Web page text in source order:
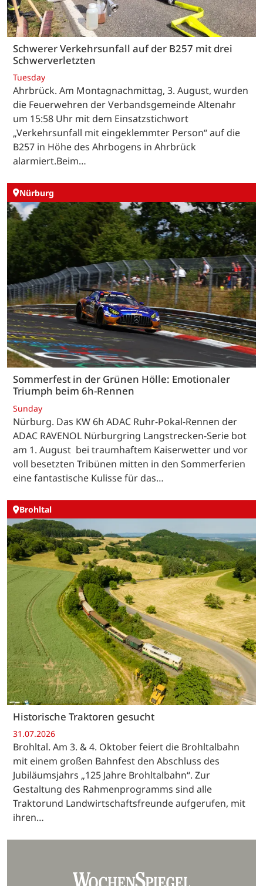
Schwerer Verkehrsunfall auf der B257 mit drei
Schwerverletzten
Tuesday
Ahrbrück. Am Montagnachmittag, 3. August, wurden
die Feuerwehren der Verbandsgemeinde Altenahr
um 15:58 Uhr mit dem Einsatzstichwort
„Verkehrsunfall mit eingeklemmter Person“ auf die
B257 in Höhe des Ahrbogens in Ahrbrück
alarmiert.Beim…
Nürburg
Sommerfest in der Grünen Hölle: Emotionaler
Triumph beim 6h-Rennen
Sunday
Nürburg. Das KW 6h ADAC Ruhr-Pokal-Rennen der
ADAC RAVENOL Nürburgring Langstrecken-Serie bot
am 1. August bei traumhaftem Kaiserwetter und vor
voll besetzten Tribünen mitten in den Sommerferien
eine fantastische Kulisse für das…
Brohltal
Historische Traktoren gesucht
31.07.2026
Brohltal. Am 3. & 4. Oktober feiert die Brohltalbahn
mit einem großen Bahnfest den Abschluss des
Jubiläumsjahrs „125 Jahre Brohltalbahn“. Zur
Gestaltung des Rahmenprogramms sind alle
Traktorund Landwirtschaftsfreunde aufgerufen, mit
ihren…